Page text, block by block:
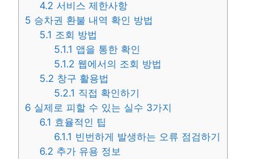
4.2 서비스 제한사항
5 승차권 환불 내역 확인 방법
5.1 조회 방법
5.1.1 앱을 통한 확인
5.1.2 웹에서의 조회 방법
5.2 창구 활용법
5.2.1 직접 확인하기
6 실제로 피할 수 있는 실수 3가지
6.1 효율적인 팁
6.1.1 빈번하게 발생하는 오류 점검하기
6.2 추가 유용 정보